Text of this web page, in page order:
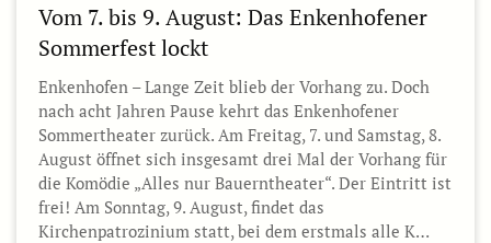
Vom 7. bis 9. August: Das Enkenhofener
Sommerfest lockt
Enkenhofen – Lange Zeit blieb der Vorhang zu. Doch
nach acht Jahren Pause kehrt das Enkenhofener
Sommertheater zurück. Am Freitag, 7. und Samstag, 8.
August öffnet sich insgesamt drei Mal der Vorhang für
die Komödie „Alles nur Bauerntheater“. Der Eintritt ist
frei! Am Sonntag, 9. August, findet das
Kirchenpatrozinium statt, bei dem erstmals alle K…